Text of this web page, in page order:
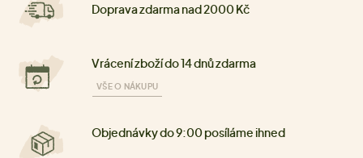
Doprava zdarma nad 2000 Kč
Vrácení zboží do 14 dnů zdarma
VŠE O NÁKUPU
Objednávky do 9:00 posíláme ihned